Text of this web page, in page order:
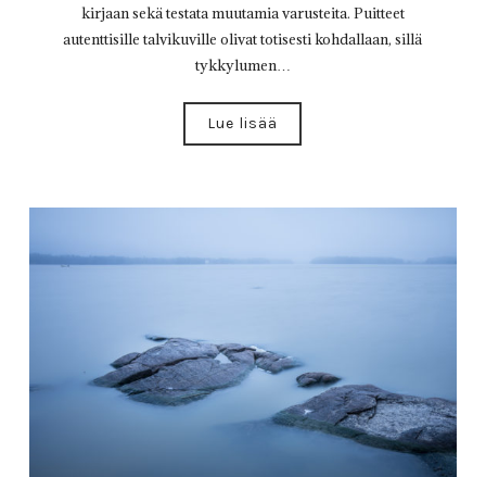
kirjaan sekä testata muutamia varusteita. Puitteet
autenttisille talvikuville olivat totisesti kohdallaan, sillä
tykkylumen…
Lue lisää